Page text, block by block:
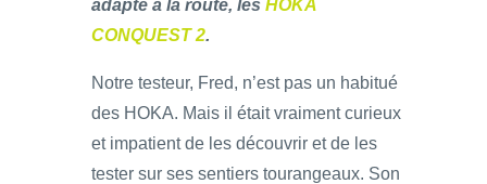
adapté à la route, les HOKA
CONQUEST 2.
Notre testeur, Fred, n’est pas un habitué
des HOKA. Mais il était vraiment curieux
et impatient de les découvrir et de les
tester sur ses sentiers tourangeaux. Son